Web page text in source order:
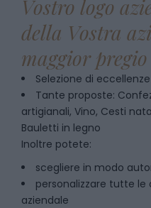
Vostro logo
della Vostra
maggior
Selezione di
Tante proposte:
artigianali, Vino, Cesti
Bauletti in legno
Inoltre potete:
scegliere in modo
personalizzare tutte
aziendale